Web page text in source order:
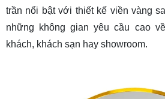
trần nổi bật với thiết kế viền vàng
những không gian yêu cầu cao
khách, khách sạn hay showroom.